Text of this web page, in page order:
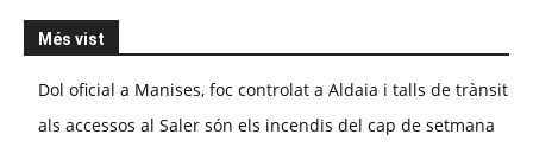
Més vist
Dol oficial a Manises, foc controlat a Aldaia i talls de trànsit
als accessos al Saler són els incendis del cap de setmana